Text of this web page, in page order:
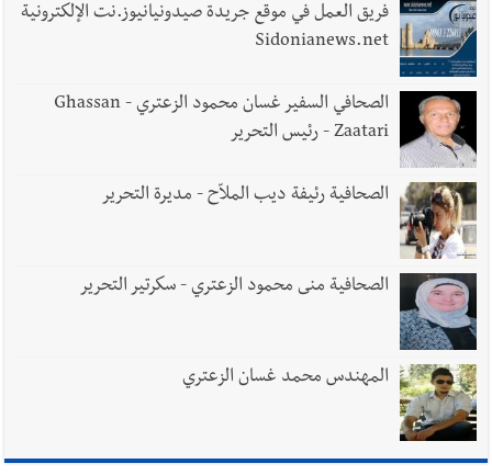
فريق العمل في موقع جريدة صيدونيانيوز.نت الإلكترونية
Sidonianews.net
الصحافي السفير غسان محمود الزعتري - Ghassan
Zaatari - رئيس التحرير
الصحافية رئيفة ديب الملاّح - مديرة التحرير
الصحافية منى محمود الزعتري - سكرتير التحرير
المهندس محمد غسان الزعتري